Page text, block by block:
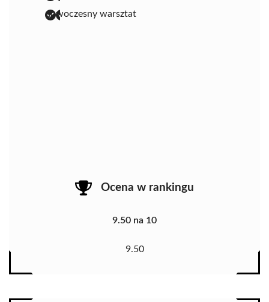
nowoczesny warsztat
Ocena w rankingu
9.50 na 10
9.50